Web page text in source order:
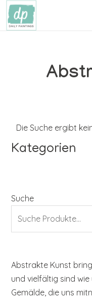
Zum
Inhalt
springen
Die Suche ergibt
Kategorien
Suche
Abstrakte Kunst
und vielfältig sind
Gemälde, die uns